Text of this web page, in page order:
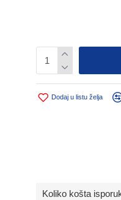
Dodaj u listu želja
Koliko košta